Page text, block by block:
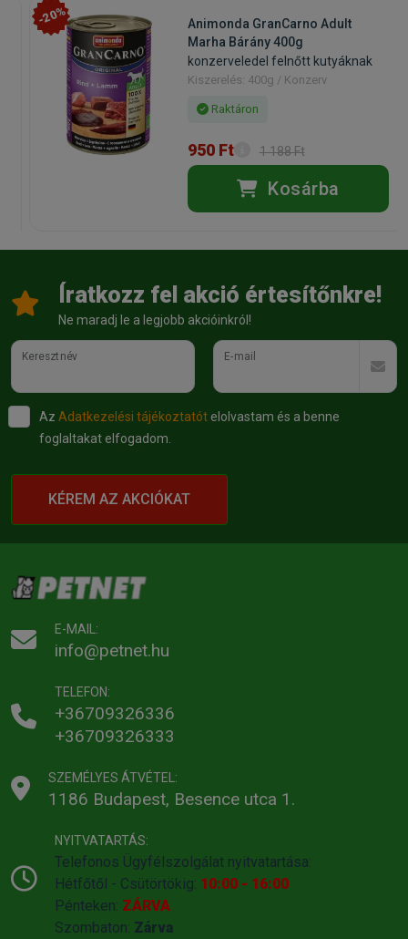
-20%
Animonda GranCarno Adult
Marha Bárány 400g
konzerveledel felnőtt kutyáknak
Kiszerelés: 400g / Konzerv
Raktáron
950 Ft 1 188 Ft
Kosárba
Íratkozz fel akció értesítőnkre!
Ne maradj le a legjobb akcióinkról!
Keresztnév E-mail
Az Adatkezelési tájékoztatót elolvastam és a benne
foglaltakat elfogadom.
KÉREM AZ AKCIÓKAT
E-MAIL:
info@petnet.hu
TELEFON:
+36709326336
+36709326333
SZEMÉLYES ÁTVÉTEL:
1186 Budapest, Besence utca 1.
NYITVATARTÁS:
Telefonos Ügyfélszolgálat nyitvatartása:
Hétfőtől - Csütörtökig: 10:00 - 16:00
Pénteken: ZÁRVA
Szombaton: Zárva